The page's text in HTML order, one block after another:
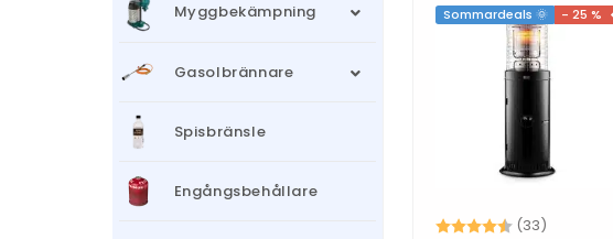
Sommardeals 🌞 - 25 %
Betyg: (33)
Myggbekämpning
Gasolbrännare
Spisbränsle
Engångsbehållare